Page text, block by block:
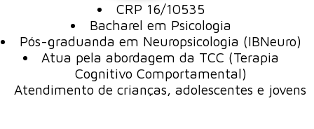
CRP 16/10535
Bacharel em Psicologia
Pós-graduanda em Neuropsicologia (IBNeuro)
Atua pela abordagem da TCC (Terapia
Cognitivo Comportamental)
Atendimento de crianças, adolescentes e jovens